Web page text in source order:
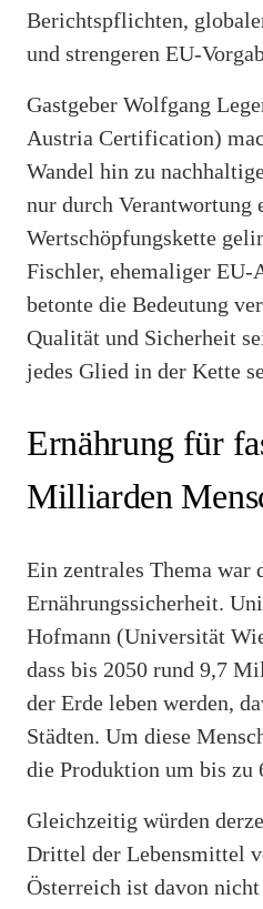
Berichtspflichten,
und strengeren EU-
Gastgeber Wolfgang
Austria Certification)
Wandel hin zu
nur durch Verantwortung
Wertschöpfungskette
Fischler, ehemaliger EU-
betonte die Bedeutung
Qualität und Sicherheit
jedes Glied in der Kette
Ernährung für
Milliarden
Ein zentrales Thema war
Ernährungssicherheit.
Hofmann (Universität
dass bis 2050 rund 9,7
der Erde leben werden,
Städten. Um diese
die Produktion um bis zu
Gleichzeitig würden
Drittel der Lebensmittel
Österreich ist davon